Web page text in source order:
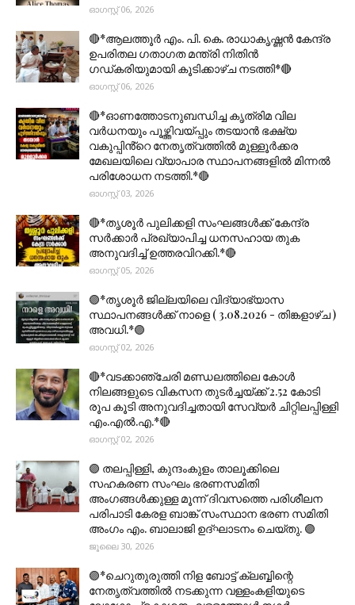
ഓഗസ്റ്റ് 06, 2026
🔴*ആലത്തൂർ എം. പി. കെ. രാധാകൃഷ്ണൻ കേന്ദ്ര
ഉപരിതല ഗതാഗത മന്ത്രി നിതിൻ
ഗഡ്കരിയുമായി കൂടിക്കാഴ്ച നടത്തി*🔴
ഓഗസ്റ്റ് 06, 2026
🔴*ഓണത്തോടനുബന്ധിച്ച കൃത്രിമ വില
വർധനയും പൂഴ്ത്തിവയ്പ്പും തടയാൻ ഭക്ഷ്യ
വകുപ്പിൻ്റെ നേതൃത്വത്തിൽ മുള്ളൂർക്കര
മേഖലയിലെ വ്യാപാര സ്ഥാപനങ്ങളിൽ മിന്നൽ
പരിശോധന നടത്തി.*🔴
ഓഗസ്റ്റ് 03, 2026
🔴*തൃശൂര്‍ പുലിക്കളി സംഘങ്ങള്‍ക്ക് കേന്ദ്ര
സര്‍ക്കാര്‍ പ്രഖ്യാപിച്ച ധനസഹായ തുക
അനുവദിച്ച് ഉത്തരവിറക്കി.*🔴
ഓഗസ്റ്റ് 05, 2026
🟣*തൃശൂര്‍ ജില്ലയിലെ വിദ്യാഭ്യാസ
സ്ഥാപനങ്ങൾക്ക് നാളെ ( 3.08.2026 - തിങ്കളാഴ്ച )
അവധി.*🟣
ഓഗസ്റ്റ് 02, 2026
🔴*വടക്കാഞ്ചേരി മണ്ഡലത്തിലെ കോൾ
നിലങ്ങളുടെ വികസന തുടർച്ചയ്ക്ക് 2.52 കോടി
രൂപ കൂടി അനുവദിച്ചതായി സേവ്യർ ചിറ്റിലപ്പിള്ളി
എം.എൽ.എ.*🔴
ഓഗസ്റ്റ് 02, 2026
🟣 തലപ്പിള്ളി, കുന്ദംകുളം താലൂക്കിലെ
സഹകരണ സംഘം ഭരണസമിതി
അംഗങ്ങൾക്കുള്ള മൂന്ന് ദിവസത്തെ പരിശീലന
പരിപാടി കേരള ബാങ്ക് സംസ്ഥാന ഭരണ സമിതി
അംഗം എം. ബാലാജി ഉദ്ഘാടനം ചെയ്തു. 🟣
ജൂലൈ 30, 2026
🟣*ചെറുതുരുത്തി നിള ബോട്ട് ക്ലബ്ബിന്റെ
നേതൃത്വത്തിൽ നടക്കുന്ന വള്ളംകളിയുടെ